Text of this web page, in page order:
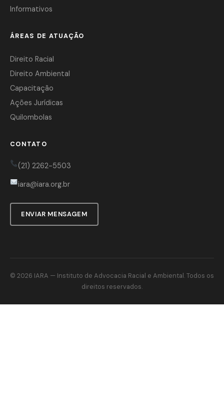
Informativos
ÁREAS DE ATUAÇÃO
Direito Racial
Direito Ambiental
Capacitação
Ações Jurídicas
Quilombolas
CONTATO
(21) 2262-5503
iara@iara.org.br
ENVIAR MENSAGEM
© 2026 IARA — Instituto de Advocacia Racial e Ambiental. Todos os
direitos reservados.